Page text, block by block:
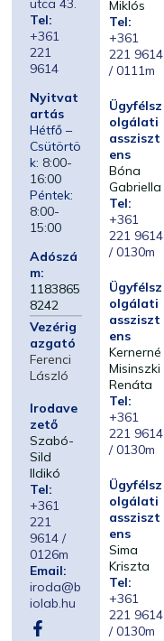
utca 43.
Tel:
+361
221
9614
Nyitvat
artás
Hétfő –
Csütörtö
k: 8:00-
16:00
Péntek:
8:00-
15:00
Adószá
m:
1183865
8242
Vezérig
azgató
Ferenci
László
Irodave
zető
Szabó-
Sild
Ildikó
Tel:
+361
221
9614 /
0126m
Email:
iroda@b
iolab.hu
Miklós
Tel:
+361
221 9614
/ 0111m
Ügyfélsz
olgálati
assziszt
ens
Bóna
Gabriella
Tel:
+361
221 9614
/ 0130m
Ügyfélsz
olgálati
assziszt
ens
Kernerné
Misinszki
Renáta
Tel:
+361
221 9614
/ 0130m
Ügyfélsz
olgálati
assziszt
ens
Sima
Kriszta
Tel:
+361
221 9614
/ 0130m